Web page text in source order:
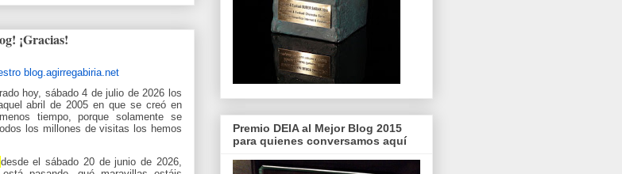
¡Gracias!
hoy, sábado 4 de julio de 2026 los
abril de 2005 en que se creó en
tiempo, porque solamente se
los millones de visitas los hemos
desde el sábado 20 de junio de 2026,
Premio DEIA al Mejor Blog 2015
para quienes conversamos aquí